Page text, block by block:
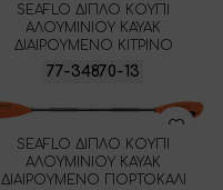
SEAFLO ΔΙΠΛΟ ΚΟΥΠΙ
ΑΛΟΥΜΙΝΙΟΥ ΚΑΥΑΚ
ΔΙΑΙΡΟΥΜΕΝΟ ΚΙΤΡΙΝΟ
77-34870-13
SEAFLO ΔΙΠΛΟ ΚΟΥΠΙ
ΑΛΟΥΜΙΝΙΟΥ ΚΑΥΑΚ
ΔΙΑΙΡΟΥΜΕΝΟ ΠΟΡΤΟΚΑΛΙ